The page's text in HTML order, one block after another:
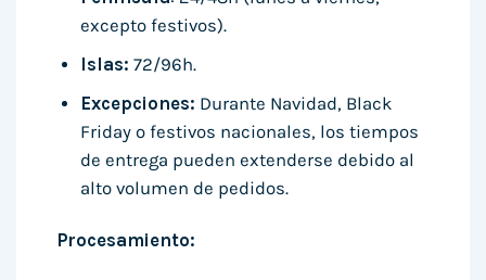
excepto festivos).
Islas: 72/96h.
Excepciones: Durante Navidad, Black
Friday o festivos nacionales, los tiempos
de entrega pueden extenderse debido al
alto volumen de pedidos.
Procesamiento: